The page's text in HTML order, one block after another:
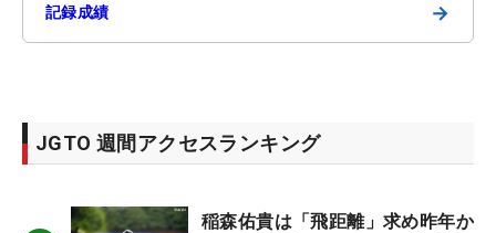
記録成績 →
JGTO 週間アクセスランキング
稲森佑貴は「飛距離」求め昨年か